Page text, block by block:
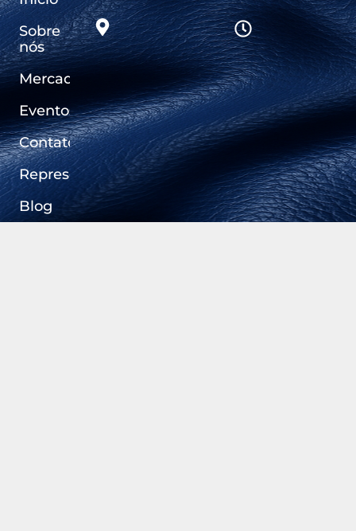
Sobre
nós
Mercados
Eventos
Contato
Representantes
Blog